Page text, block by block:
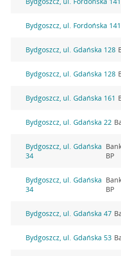
Bydgoszcz, ul. Fordońska 141
Bydgoszcz, ul. Gdańska 128
Bydgoszcz, ul. Gdańska 128
Bydgoszcz, ul. Gdańska 161
Bydgoszcz, ul. Gdańska 22
Bydgoszcz, ul. Gdańska
34
BP
Bydgoszcz, ul. Gdańska
34
BP
Bydgoszcz, ul. Gdańska 47
Bydgoszcz, ul. Gdańska 53